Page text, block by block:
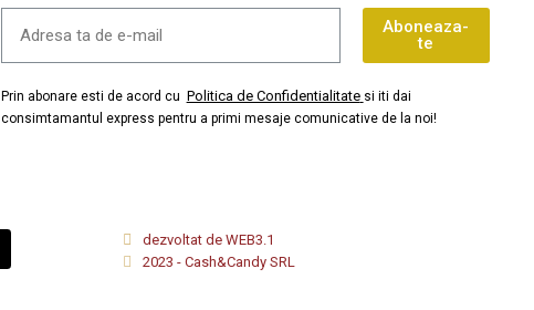
Aboneaza-
te
Prin abonare esti de acord cu Politica de Confidentialitate si iti dai
consimtamantul express pentru a primi mesaje comunicative de la noi!
dezvoltat de WEB3.1
2023 - Cash&Candy SRL